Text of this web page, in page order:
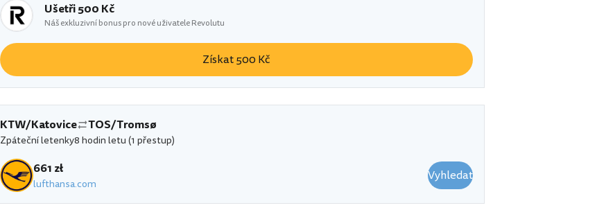
Ušetři 500 Kč
Náš exkluzivní bonus pro nové uživatele Revolutu
Získat 500 Kč
KTW/Katovice TOS/Tromsø
Zpáteční letenky8 hodin letu (1 přestup)
661 zł
lufthansa.com Vyhledat